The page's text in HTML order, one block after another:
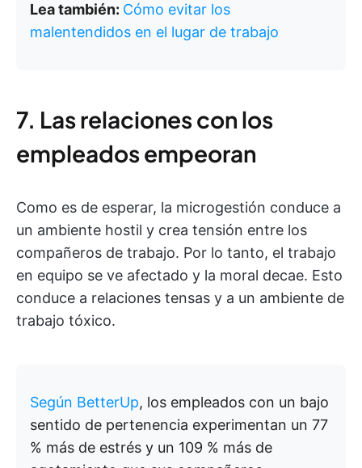
Lea también: Cómo evitar los
malentendidos en el lugar de trabajo
7. Las relaciones con los
empleados empeoran
Como es de esperar, la microgestión conduce a
un ambiente hostil y crea tensión entre los
compañeros de trabajo. Por lo tanto, el trabajo
en equipo se ve afectado y la moral decae. Esto
conduce a relaciones tensas y a un ambiente de
trabajo tóxico.
Según BetterUp, los empleados con un bajo
sentido de pertenencia experimentan un 77
% más de estrés y un 109 % más de